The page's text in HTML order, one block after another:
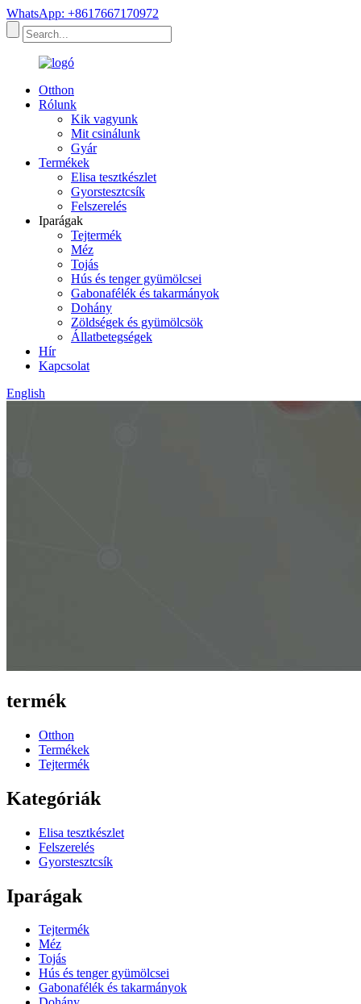
WhatsApp: +8617667170972
Otthon
Rólunk
Kik vagyunk
Mit csinálunk
Gyár
Termékek
Elisa tesztkészlet
Gyorstesztcsík
Felszerelés
Iparágak
Tejtermék
Méz
Tojás
Hús és tenger gyümölcsei
Gabonafélék és takarmányok
Dohány
Zöldségek és gyümölcsök
Állatbetegségek
Hír
Kapcsolat
English
termék
Otthon
Termékek
Tejtermék
Kategóriák
Elisa tesztkészlet
Felszerelés
Gyorstesztcsík
Iparágak
Tejtermék
Méz
Tojás
Hús és tenger gyümölcsei
Gabonafélék és takarmányok